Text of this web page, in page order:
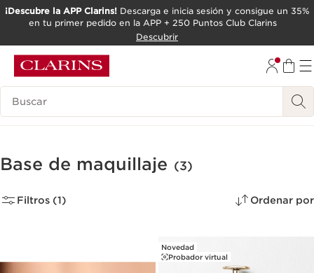
IR AL CONTENIDO
¡Descubre la APP Clarins!Descarga e inicia sesión y consigue un 35%
en tu primer pedido en la APP + 250 Puntos Club Clarins
Descubrir
Leyenda
Base de maquillaje (3)
Filtros (1) Ordenar por
Novedad
Probador virtual